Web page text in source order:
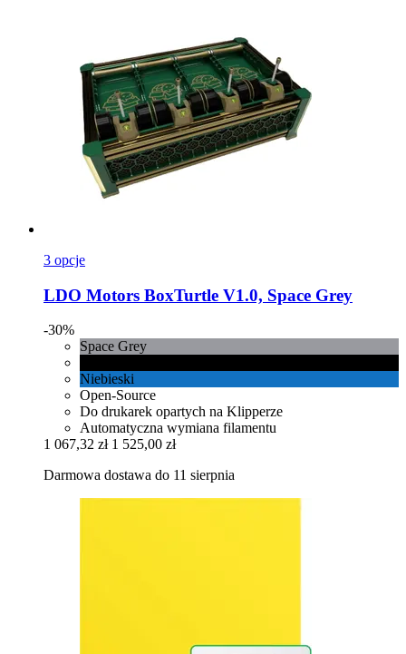
3 opcje
LDO Motors BoxTurtle V1.0, Space Grey
-30%
Space Grey
Niebieski
Open-Source
Do drukarek opartych na Klipperze
Automatyczna wymiana filamentu
1 067,32 zł 1 525,00 zł
Darmowa dostawa do 11 sierpnia